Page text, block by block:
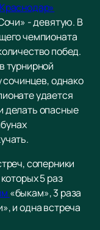
- девятую. В
чемпионата
побед.
турнирной
сочинцев, однако
удается
делать опасные
соперники
5 раз
«быкам», 3 раза
и одна встреча